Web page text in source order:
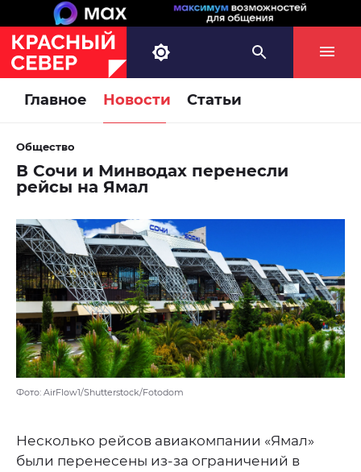
Главное Новости Статьи
Общество
В Сочи и Минводах перенесли
рейсы на Ямал
Фото: AirFlow1/Shutterstock/Fotodom
Несколько рейсов авиакомпании «Ямал»
были перенесены из-за ограничений в